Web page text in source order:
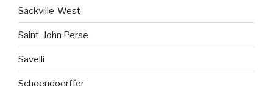
Sackville-West
Saint-John Perse
Savelli
Schoendoerffer